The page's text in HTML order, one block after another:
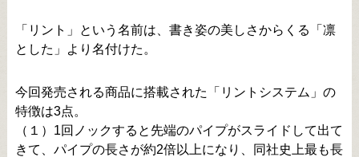
「リント」という名前は、書き姿の美しさからくる「凛
とした」より名付けた。
今回発売される商品に搭載された「リントシステム」の
特徴は3点。
（１）1回ノックすると先端のパイプがスライドして出て
きて、パイプの長さが約2倍以上になり、同社史上最も長